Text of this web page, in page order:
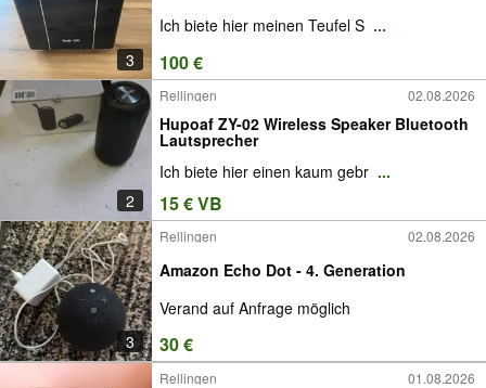
3
Ich biete hier meinen Teufel S ...
100 €
2
Rellingen 02.08.2026
Hupoaf ZY-02 Wireless Speaker Bluetooth
Lautsprecher
Ich biete hier einen kaum gebr ...
15 € VB
3
Rellingen 02.08.2026
Amazon Echo Dot - 4. Generation
Verand auf Anfrage möglich
30 €
Rellingen 01.08.2026